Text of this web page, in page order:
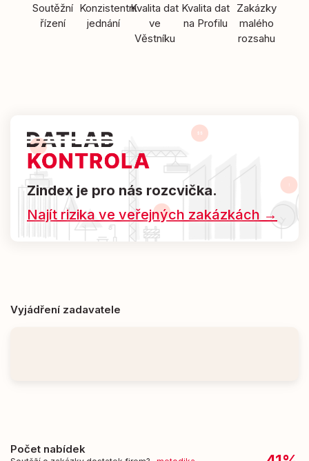
Soutěžní
řízení
Konzistentní
jednání
Kvalita dat
ve
Věstníku
Kvalita dat
na Profilu
Zakázky
malého
rozsahu
Zindex je pro nás rozcvička.
Najít rizika ve veřejných zakázkách →
Vyjádření zadavatele
Počet nabídek